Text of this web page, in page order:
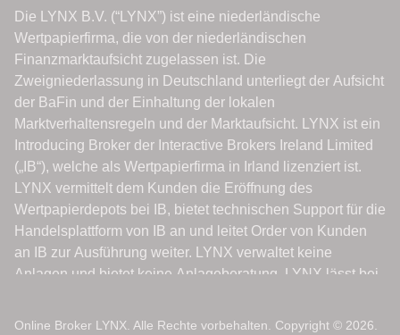
Online Broker LYNX. Alle Rechte vorbehalten. Copyright © 2026.